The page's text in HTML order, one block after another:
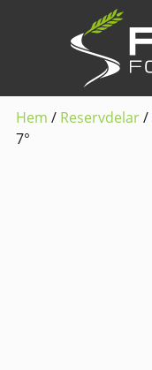
Hem / Reservdelar/
7°